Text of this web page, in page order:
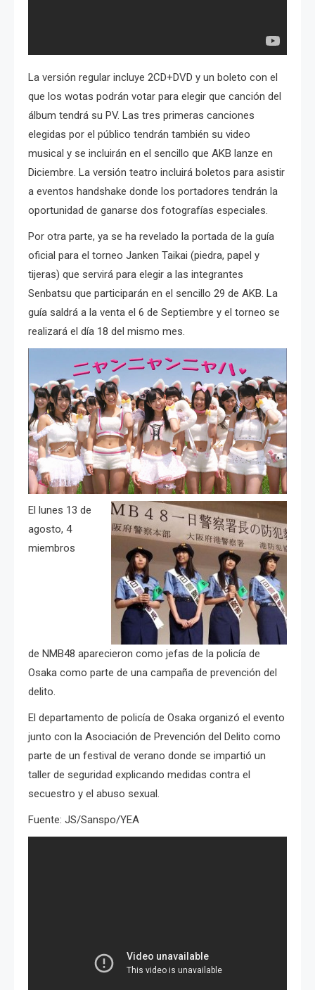
La versión regular incluye 2CD+DVD y un boleto con el
que los wotas podrán votar para elegir que canción del
álbum tendrá su PV. Las tres primeras canciones
elegidas por el público tendrán también su video
musical y se incluirán en el sencillo que AKB lanze en
Diciembre. La versión teatro incluirá boletos para asistir
a eventos handshake donde los portadores tendrán la
oportunidad de ganarse dos fotografías especiales.
Por otra parte, ya se ha revelado la portada de la guía
oficial para el torneo Janken Taikai (piedra, papel y
tijeras) que servirá para elegir a las integrantes
Senbatsu que participarán en el sencillo 29 de AKB. La
guía saldrá a la venta el 6 de Septiembre y el torneo se
realizará el día 18 del mismo mes.
El lunes 13 de
agosto, 4
miembros
de NMB48 aparecieron como jefas de la policía de
Osaka como parte de una campaña de prevención del
delito.
El departamento de policía de Osaka organizó el evento
junto con la Asociación de Prevención del Delito como
parte de un festival de verano donde se impartió un
taller de seguridad explicando medidas contra el
secuestro y el abuso sexual.
Fuente: JS/Sanspo/YEA